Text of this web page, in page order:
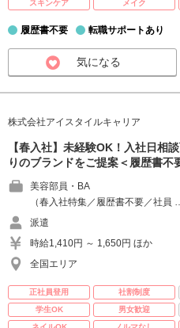
スキンケア
メイク
履歴書不要 転職サポートあり
気になる
株式会社アイスタイルキャリア
【春入社】未経験OK！入社日
りのブランドをご提案＜履歴書不
美容部員・BA
（春入社特集／履歴書不要／社員
派遣
時給1,410円 ～ 1,650円 ほか
全国エリア
正社員登用 社割制度
学生OK
男女歓迎